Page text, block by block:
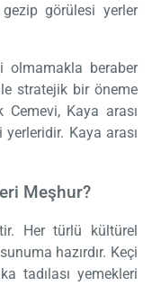
görülesi yerler
olmamakla beraber
stratejik bir öneme
Cemevi, Kaya arası
Kaya arası
Meşhur?
Her türlü kültürel
hazırdır. Keçi
tadılası yemekleri